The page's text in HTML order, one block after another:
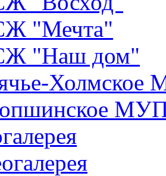
"Мечта"
"Наш дом"